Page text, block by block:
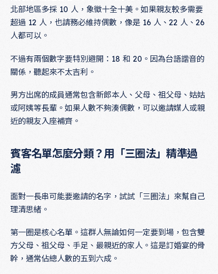
北部地區多採 10 人，象徵十全十美。如果親友較多需要
超過 12 人，也請務必維持偶數，像是 16 人、22 人、26
人都可以。
不過有兩個數字要特別避開：18 和 20。因為台語諧音的
關係，聽起來不太吉利。
男方出席的成員通常包含新郎本人、父母、祖父母、姑姑
或阿姨等長輩。如果人數不夠湊偶數，可以邀請媒人或親
近的親友入座補齊。
賓客名單怎麼分類？用「三圈法」精準過
濾
面對一長串可能要邀請的名字，試試「三圈法」來幫自己
理清思緒。
第一圈是核心名單。這群人無論如何一定要到場，包含雙
方父母、祖父母、手足、最親近的家人。這是訂婚宴的骨
幹，通常佔總人數的五到六成。